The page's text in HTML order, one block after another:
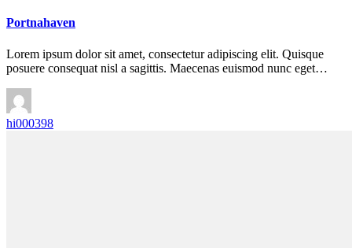
Portnahaven
Lorem ipsum dolor sit amet, consectetur adipiscing elit. Quisque
posuere consequat nisl a sagittis. Maecenas euismod nunc eget…
hi000398